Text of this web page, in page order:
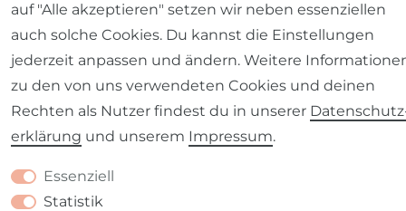
auf "Alle akzeptieren" setzen wir neben essenziellen
auch solche Cookies. Du kannst die Einstellungen
jederzeit anpassen und ändern. Weitere
zu den von uns verwendeten Cookies und deinen
Rechten als Nutzer findest du in unserer
erklärung und unserem Impressum.
Essenziell
Statistik